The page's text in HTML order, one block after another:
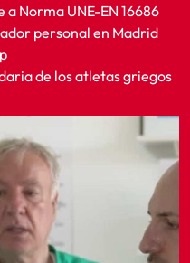
Norma UNE-EN 16686
personal en Madrid
de los atletas griegos